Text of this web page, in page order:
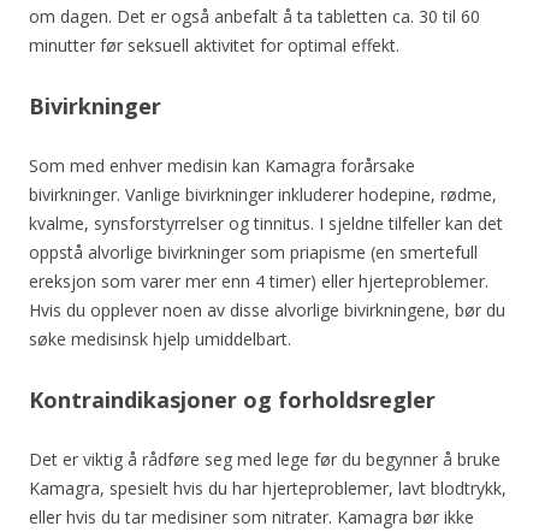
om dagen. Det er også anbefalt å ta tabletten ca. 30 til 60
minutter før seksuell aktivitet for optimal effekt.
Bivirkninger
Som med enhver medisin kan Kamagra forårsake
bivirkninger. Vanlige bivirkninger inkluderer hodepine, rødme,
kvalme, synsforstyrrelser og tinnitus. I sjeldne tilfeller kan det
oppstå alvorlige bivirkninger som priapisme (en smertefull
ereksjon som varer mer enn 4 timer) eller hjerteproblemer.
Hvis du opplever noen av disse alvorlige bivirkningene, bør du
søke medisinsk hjelp umiddelbart.
Kontraindikasjoner og forholdsregler
Det er viktig å rådføre seg med lege før du begynner å bruke
Kamagra, spesielt hvis du har hjerteproblemer, lavt blodtrykk,
eller hvis du tar medisiner som nitrater. Kamagra bør ikke